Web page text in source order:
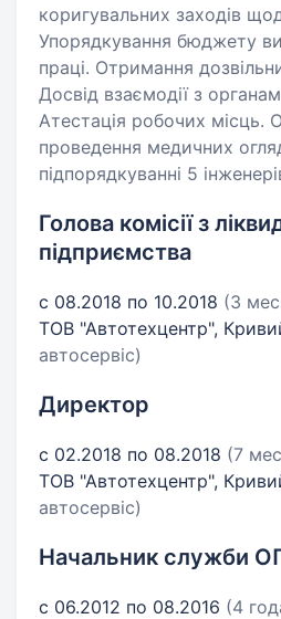
коригувальних заходів
Упорядкування бюджету
праці. Отримання
Досвід взаємодії з
Атестація робочих місць.
проведення медичних
підпорядкуванні 5
Голова комісії з
підприємства
с 08.2018 по 10.2018 (3
ТОВ "Автотехцентр",
автосервіс)
Директор
с 02.2018 по 08.2018 (7
ТОВ "Автотехцентр",
автосервіс)
Начальник служби
с 06.2012 по 08.2016 (4